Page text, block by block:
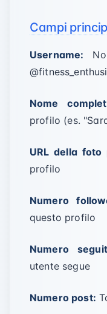
Campi
Username:
Nome
profilo (es.
URL della foto
profilo
Numero
questo profilo
Numero
utente segue
Numero post: